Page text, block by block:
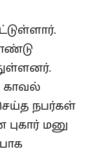
காவல்
நபர்கள்
மனு